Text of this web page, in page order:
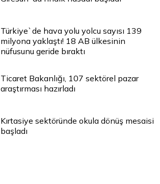
Türkiye`de hava yolu yolcu sayısı 139
milyona yaklaştı! 18 AB ülkesinin
nüfusunu geride bıraktı
Ticaret Bakanlığı, 107 sektörel pazar
araştırması hazırladı
Kırtasiye sektöründe okula dönüş mesaisi
başladı